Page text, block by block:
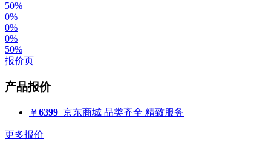
50%
0%
0%
0%
50%
报价页
产品报价
￥6399 京东商城 品类齐全 精致服务
更多报价